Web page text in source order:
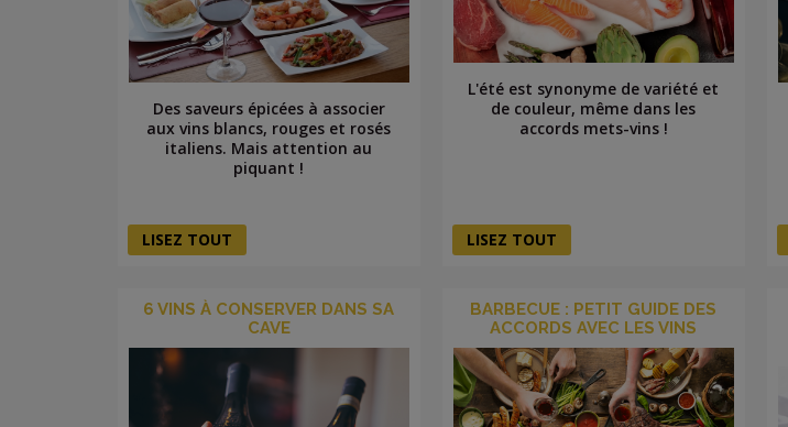
Des saveurs épicées à associer
aux vins blancs, rouges et rosés
italiens. Mais attention au
piquant !
LISEZ TOUT
L'été est synonyme de variété et
de couleur, même dans les
accords mets-vins !
LISEZ TOUT
6 VINS À CONSERVER DANS SA
CAVE
BARBECUE : PETIT GUIDE DES
ACCORDS AVEC LES VINS